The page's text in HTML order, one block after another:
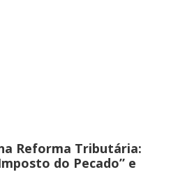
Reforma Tributária:
do Pecado” e